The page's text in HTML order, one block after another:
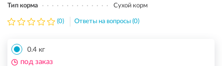
Тип корма
Сухой корм
(0) Ответы на вопросы (0)
0.4 кг
под заказ